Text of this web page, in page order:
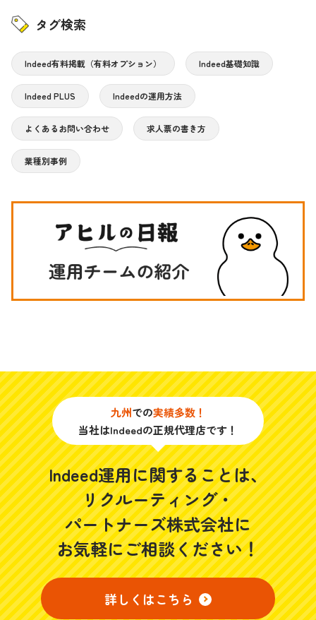
タグ検索
Indeed有料掲載（有料オプション） Indeed基礎知識
Indeed PLUS Indeedの運用方法
よくあるお問い合わせ 求人票の書き方
業種別事例
九州での実績多数！
当社はIndeedの正規代理店です！
Indeed運用に関することは、
リクルーティング・
パートナーズ株式会社に
お気軽にご相談ください！
詳しくはこちら